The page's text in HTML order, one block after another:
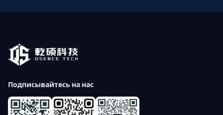
Подписывайтесь на нас